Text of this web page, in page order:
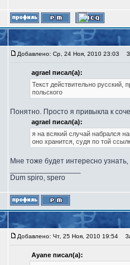
Добавлено: Ср, 24 Ноя, 2010 23:03
agrael писал(а):
Текст действительно русский,
польского
Понятно. Просто я привыкла к
agrael писал(а):
я на всякий случай набрался
оно хранится, судя по той
Мне тоже будет интересно узнать,
Dum spiro, spero
Добавлено: Чт, 25 Ноя, 2010 19:54
Ayane писал(а):